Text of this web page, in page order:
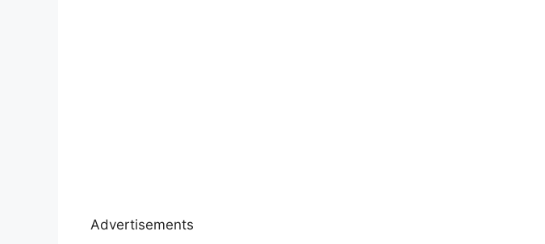
Advertisements